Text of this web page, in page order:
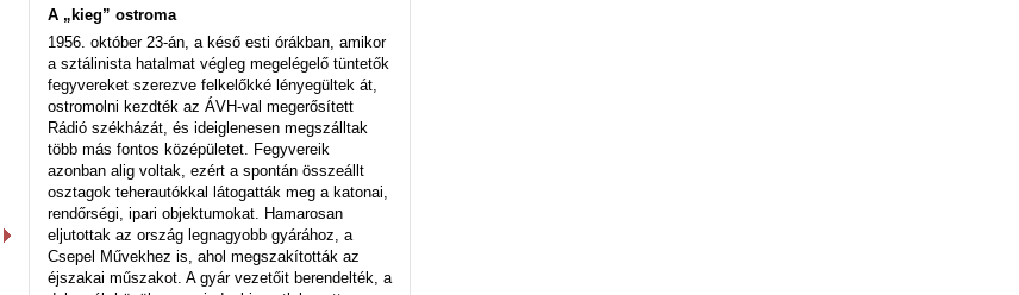
A „kieg” ostroma
1956. október 23-án, a késő esti órákban, amikor
a sztálinista hatalmat végleg megelégelő tüntetők
fegyvereket szerezve felkelőkké lényegültek át,
ostromolni kezdték az ÁVH-val megerősített
Rádió székházát, és ideiglenesen megszálltak
több más fontos középületet. Fegyvereik
azonban alig voltak, ezért a spontán összeállt
osztagok teherautókkal látogatták meg a katonai,
rendőrségi, ipari objektumokat. Hamarosan
eljutottak az ország legnagyobb gyárához, a
Csepel Művekhez is, ahol megszakították az
éjszakai műszakot. A gyár vezetőit berendelték, a